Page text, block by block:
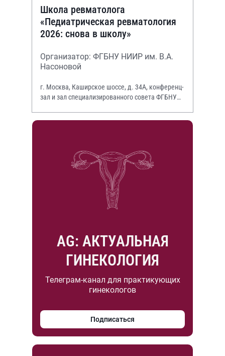
Школа ревматолога
«Педиатрическая ревматология
2026: снова в школу»
Организатор: ФГБНУ НИИР им. В.А.
Насоновой
г. Москва, Каширское шоссе, д. 34А, конференц-
зал и зал специализированного совета ФГБНУ
AG: АКТУАЛЬНАЯ
ГИНЕКОЛОГИЯ
Телеграм-канал для практикующих
гинекологов
Подписаться